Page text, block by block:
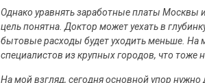
Однако уравнять заработные платы Москвы
цель понятна. Доктор может уехать в
бытовые расходы будет уходить меньше. На
специалистов из крупных городов, что тоже
На мой взгляд, сегодня основной упор